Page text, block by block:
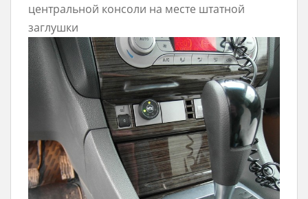
центральной консоли на месте штатной
заглушки